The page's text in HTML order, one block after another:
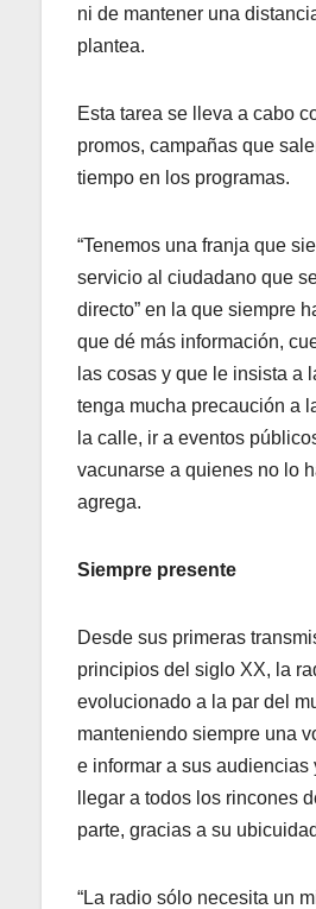
ni de mantener una
plantea.
Esta tarea se lleva a cabo
promos, campañas que
tiempo en los programas.
“Tenemos una franja que
servicio al ciudadano que
directo” en la que siempre
que dé más información,
las cosas y que le insista a
tenga mucha precaución a
la calle, ir a eventos
vacunarse a quienes no lo
agrega.
Siempre presente
Desde sus primeras
principios del siglo XX, la
evolucionado a la par del
manteniendo siempre una
e informar a sus audiencias
llegar a todos los rincones
parte, gracias a su
“La radio sólo necesita un